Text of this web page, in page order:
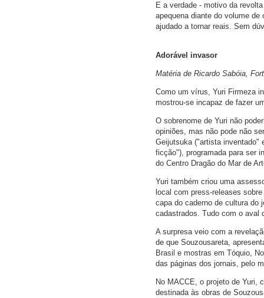
E a verdade - motivo da
apequena diante do volume
ajudado a tornar reais. Sem
Adorável invasor
Matéria de Ricardo Sabóia,
Como um vírus, Yuri Firmeza
mostrou-se incapaz de fazer
O sobrenome de Yuri não
opiniões, mas não pode não
Geijutsuka ("artista inventado"
ficção"), programada para ser
do Centro Dragão do Mar de
Yuri também criou uma
local com press-releases
capa do caderno de cultura do
cadastrados. Tudo com o aval
A surpresa veio com a
de que Souzousareta,
Brasil e mostras em Tóquio,
das páginas dos jornais, pelo
No MACCE, o projeto de Yuri,
destinada às obras de